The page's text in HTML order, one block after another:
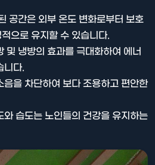
공간은 외부 온도 변화로부터 보호
으로 유지할 수 있습니다.
및 냉방의 효과를 극대화하여 에너
니다.
음을 차단하여 보다 조용하고 편안한
와 습도는 노인들의 건강을 유지하는